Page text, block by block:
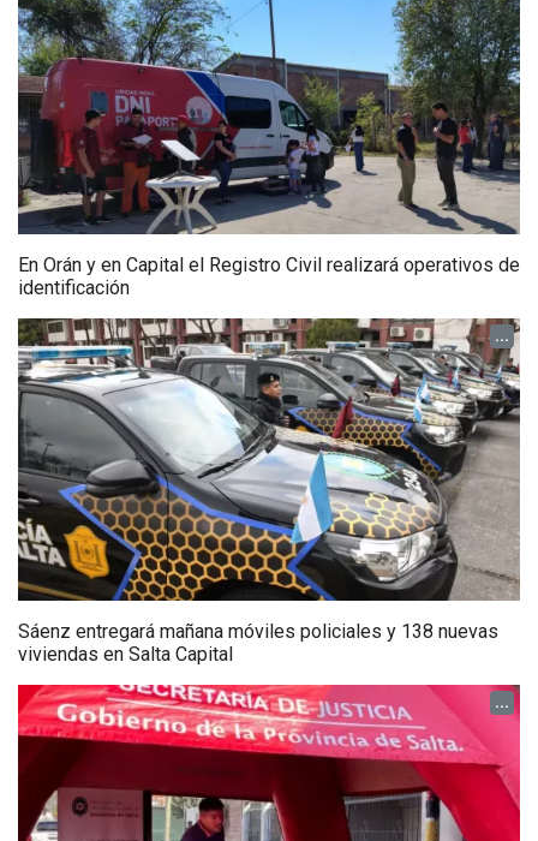
En Orán y en Capital el Registro Civil realizará operativos de
identificación
...
Sáenz entregará mañana móviles policiales y 138 nuevas
viviendas en Salta Capital
...